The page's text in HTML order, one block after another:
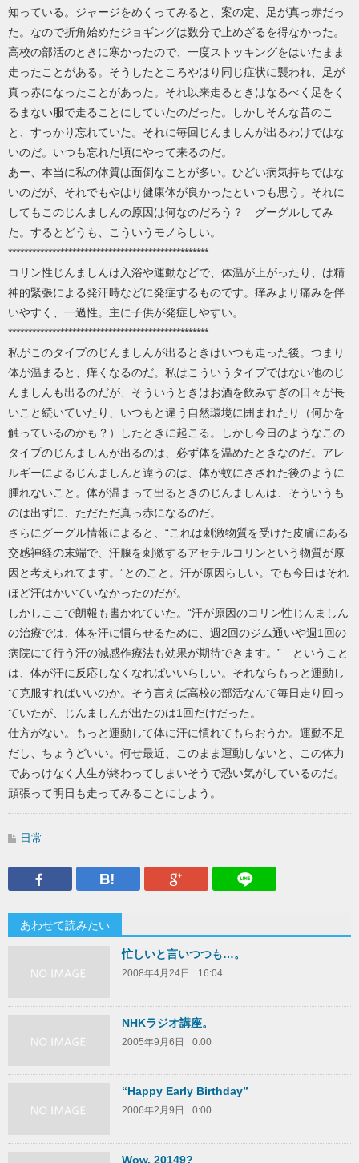
知っている。ジャージをめくってみると、案の定、足が真っ赤だっ
た。なので折角始めたジョギングは数分で止めざるを得なかった。
高校の部活のときに寒かったので、一度ストッキングをはいたまま
走ったことがある。そうしたところやはり同じ症状に襲われ、足が
真っ赤になったことがあった。それ以来走るときはなるべく足をく
るまない服で走ることにしていたのだった。しかしそんな昔のこ
と、すっかり忘れていた。それに毎回じんましんが出るわけではな
いのだ。いつも忘れた頃にやって来るのだ。
あー、本当に私の体質は面倒なことが多い。ひどい病気持ちではな
いのだが、それでもやはり健康体が良かったといつも思う。それに
してもこのじんましんの原因は何なのだろう？ グーグルしてみ
た。するとどうも、こういうモノらしい。
**************************************************
コリン性じんましんは入浴や運動などで、体温が上がったり、は精
神的緊張による発汗時などに発症するものです。痒みより痛みを伴
いやすく、一過性。主に子供が発症しやすい。
**************************************************
私がこのタイプのじんましんが出るときはいつも走った後。つまり
体が温まると、痒くなるのだ。私はこういうタイプではない他のじ
んましんも出るのだが、そういうときはお酒を飲みすぎの日々が長
いこと続いていたり、いつもと違う自然環境に囲まれたり（何かを
触っているのかも？）したときに起こる。しかし今日のようなこの
タイプのじんましんが出るのは、必ず体を温めたときなのだ。アレ
ルギーによるじんましんと違うのは、体が蚊にさされた後のように
腫れないこと。体が温まって出るときのじんましんは、そういうも
のは出ずに、ただただ真っ赤になるのだ。
さらにグーグル情報によると、“これは刺激物質を受けた皮膚にある
交感神経の末端で、汗腺を刺激するアセチルコリンという物質が原
因と考えられてます。”とのこと。汗が原因らしい。でも今日はそれ
ほど汗はかいていなかったのだが。
しかしここで朗報も書かれていた。“汗が原因のコリン性じんましん
の治療では、体を汗に慣らせるために、週2回のジム通いや週1回の
病院にて行う汗の減感作療法も効果が期待できます。” ということ
は、体が汗に反応しなくなればいいらしい。それならもっと運動し
て克服すればいいのか。そう言えば高校の部活なんて毎日走り回っ
ていたが、じんましんが出たのは1回だけだった。
仕方がない。もっと運動して体に汗に慣れてもらおうか。運動不足
だし、ちょうどいい。何せ最近、このまま運動しないと、この体力
であっけなく人生が終わってしまいそうで恐い気がしているのだ。
頑張って明日も走ってみることにしよう。
日常
Facebook はてなブックマークGoogle Plus
あわせて読みたい
忙しいと言いつつも…。
2008年4月24日 16:04
NHKラジオ講座。
2005年9月6日 0:00
“Happy Early Birthday”
2006年2月9日 0:00
Wow, 20149?